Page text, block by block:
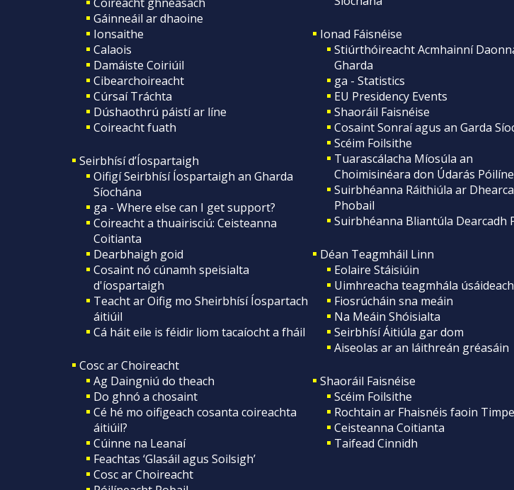
Gáinneáil ar dhaoine
Ionsaithe
Calaois
Damáiste Coiriúil
Cibearchoireacht
Cúrsaí Tráchta
Dúshaothrú páistí ar líne
Coireacht fuath
Seirbhísí d’Íospartaigh
Oifigí Seirbhísí Íospartaigh an Gharda
Síochána
ga - Where else can I get support?
Coireacht a thuairisciú: Ceisteanna
Coitianta
Dearbhaigh goid
Cosaint nó cúnamh speisialta
d'íospartaigh
Teacht ar Oifig mo Sheirbhísí Íospartach
áitiúil
Cá háit eile is féidir liom tacaíocht a fháil
Cosc ar Choireacht
Ag Daingniú do theach
Do ghnó a chosaint
Cé hé mo oifigeach cosanta coireachta
áitiúil?
Cúinne na Leanaí
Feachtas ‘Glasáil agus Soilsigh’
Cosc ar Choireacht
Ionad Fáisnéise
Stiúrthóireacht Acmhainní
Gharda
ga - Statistics
EU Presidency Events
Shaoráil Faisnéise
Cosaint Sonraí agus an Garda
Scéim Foilsithe
Tuarascálacha Míosúla an
Choimisinéara don Údarás
Suirbhéanna Ráithiúla ar
Phobail
Suirbhéanna Bliantúla Dearcadh
Déan Teagmháil Linn
Eolaire Stáisiúin
Uimhreacha teagmhála
Fiosrúcháin sna meáin
Na Meáin Shóisialta
Seirbhísí Áitiúla gar dom
Aiseolas ar an láithreán gréasáin
Shaoráil Faisnéise
Scéim Foilsithe
Rochtain ar Fhaisnéis faoin
Ceisteanna Coitianta
Taifead Cinnidh